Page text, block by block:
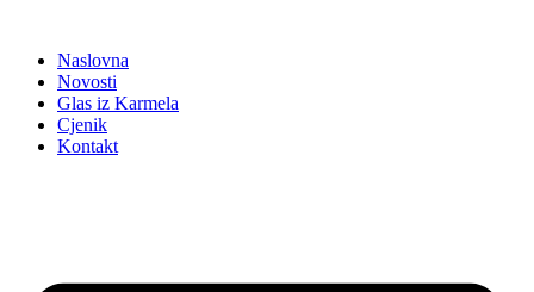
sadržajNaslovna
Novosti
Glas iz Karmela
Cjenik
Kontakt